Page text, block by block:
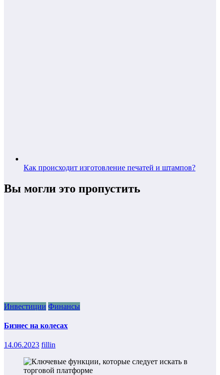
Как происходит изготовление печатей и штампов?
Вы могли это пропустить
Инвестиции Финансы
Бизнес на колесах
14.06.2023 fillin